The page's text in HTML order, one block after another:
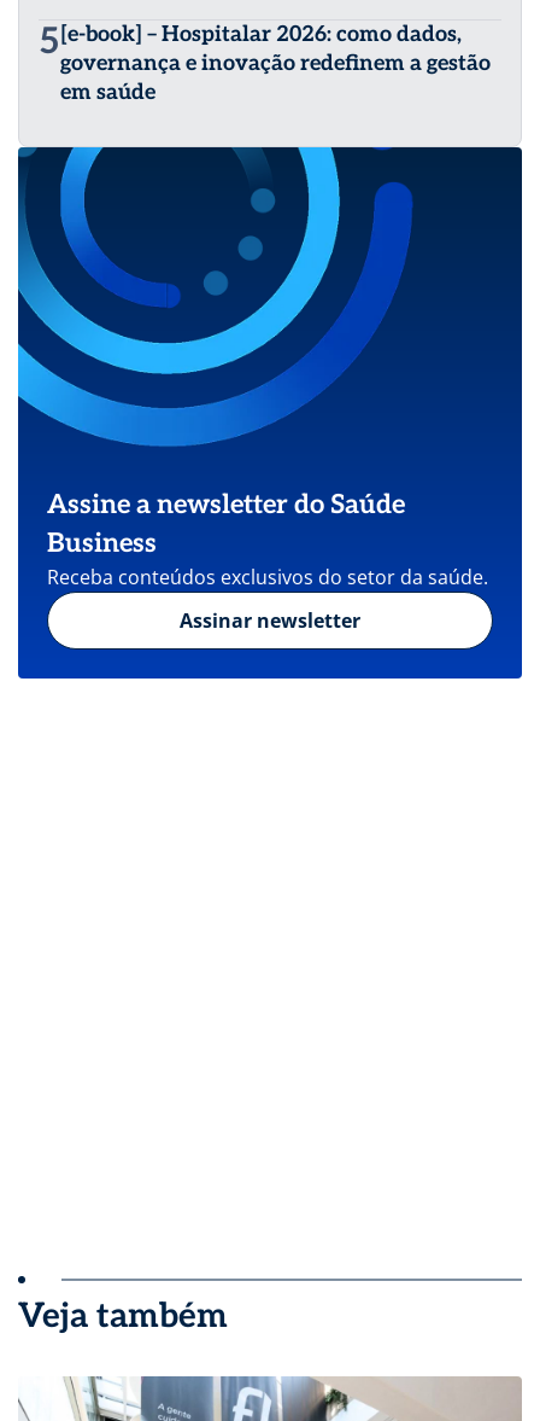
5 [e-book] – Hospitalar 2026: como dados,
governança e inovação redefinem a gestão
em saúde
Assine a newsletter do Saúde
Business
Receba conteúdos exclusivos do setor da saúde.
Assinar newsletter
Veja também